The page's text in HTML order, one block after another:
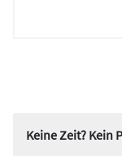
Keine Zeit? Kein